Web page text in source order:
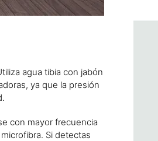
agua tibia con jabón
ya que la presión
con mayor frecuencia
Si detectas